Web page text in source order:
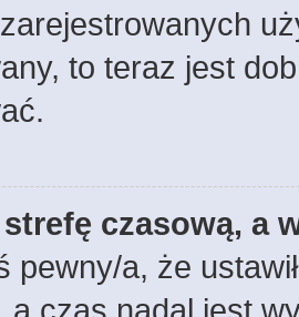
to teraz jest
strefę czasową, a
pewny/a, że